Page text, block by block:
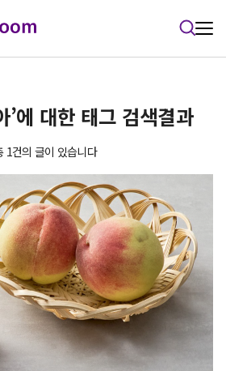
’에 대한 태그 검색결과
1건의 글이 있습니다